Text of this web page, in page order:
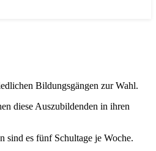
Bildungsgängen zur Wahl.
diese Auszubildenden in ihren
sind es fünf Schultage je Woche.